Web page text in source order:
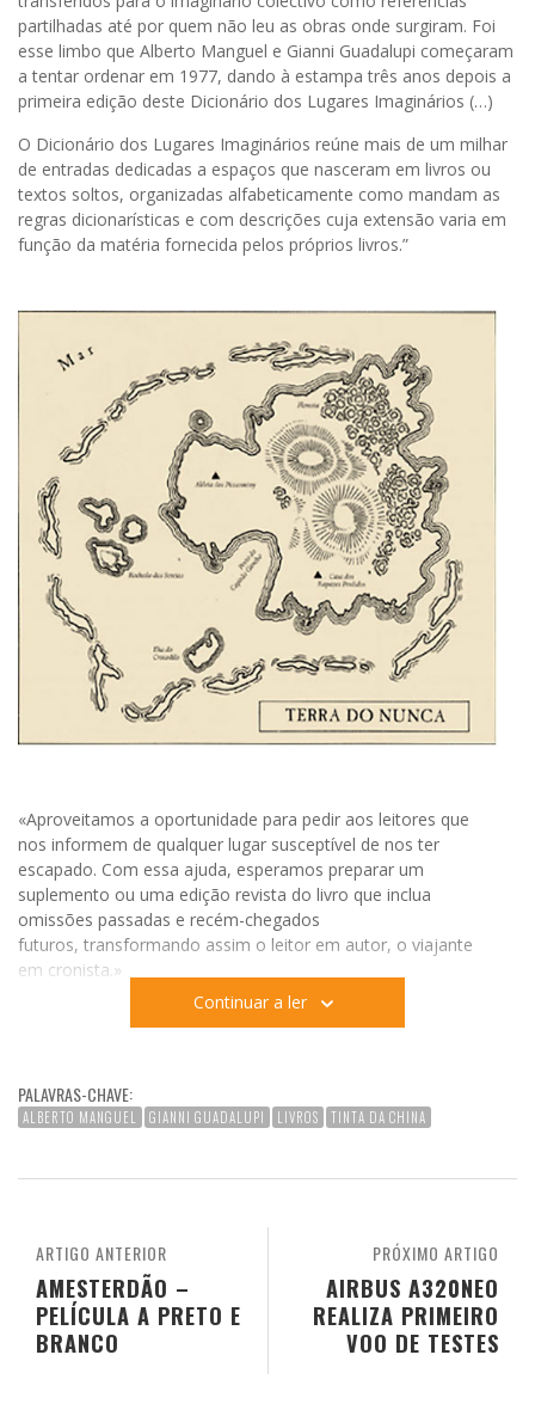
partilhadas até por quem não leu as obras onde surgiram. Foi
esse limbo que Alberto Manguel e Gianni Guadalupi começaram
a tentar ordenar em 1977, dando à estampa três anos depois a
primeira edição deste Dicionário dos Lugares Imaginários (…)
O Dicionário dos Lugares Imaginários reúne mais de um milhar
de entradas dedicadas a espaços que nasceram em livros ou
textos soltos, organizadas alfabeticamente como mandam as
regras dicionarísticas e com descrições cuja extensão varia em
função da matéria fornecida pelos próprios livros.”
«Aproveitamos a oportunidade para pedir aos leitores que
nos informem de qualquer lugar susceptível de nos ter
escapado. Com essa ajuda, esperamos preparar um
suplemento ou uma edição revista do livro que inclua
omissões passadas e recém-chegados
futuros, transformando assim o leitor em autor, o viajante
em cronista.»
Continuar a ler
PALAVRAS-CHAVE:
ALBERTO MANGUEL GIANNI GUADALUPI LIVROS TINTA DA CHINA
PRÓXIMO ARTIGO
AIRBUS A320NEO
REALIZA PRIMEIRO
VOO DE TESTES
ARTIGO ANTERIOR
AMESTERDÃO –
PELÍCULA A PRETO E
BRANCO